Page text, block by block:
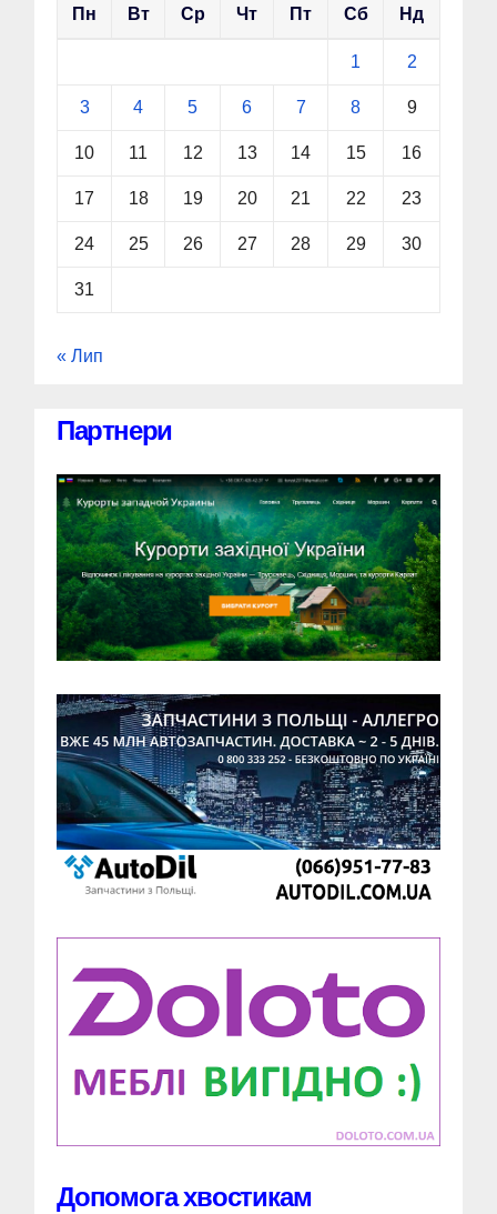
Пн Вт Ср Чт Пт Сб Нд
1 2
3 4 5 6 7 8 9
10 11 12 13 14 15 16
17 18 19 20 21 22 23
24 25 26 27 28 29 30
31
« Лип
Партнери
Допомога хвостикам